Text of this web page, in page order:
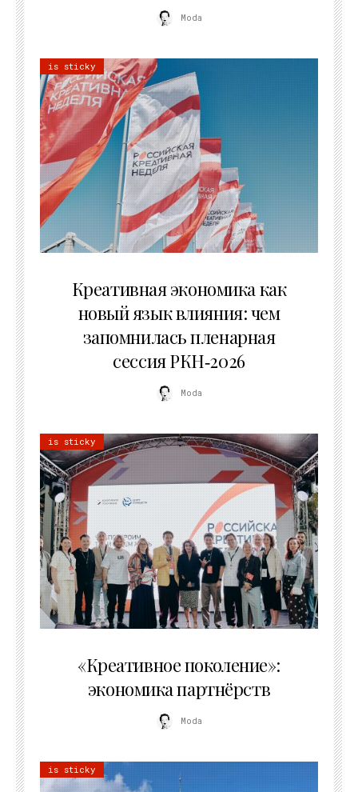
Moda
is sticky
Креативная экономика как
новый язык влияния: чем
запомнилась пленарная
сессия РКН‑2026
Moda
is sticky
«Креативное поколение»:
экономика партнёрств
Moda
is sticky